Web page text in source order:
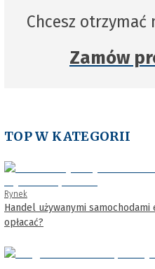
Chcesz otrzymać
Zamów
TOP W KATEGORII
Rynek
Handel używanymi
opłacać?